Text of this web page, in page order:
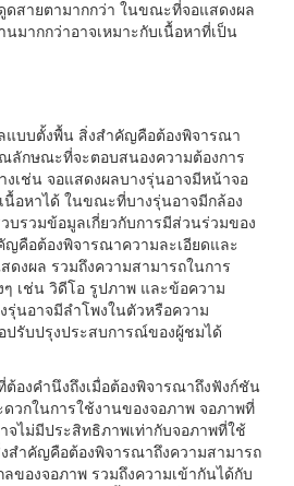
ดสายตามากกว่า ในขณะที่จอแสดงผล
มากกว่าอาจเหมาะกับเนื้อหาที่เป็น
แบบตั้งพื้น สิ่งสำคัญคือต้องพิจารณา
ลักษณะที่จะตอบสนองความต้องการ
งเช่น จอแสดงผลบางรุ่นอาจมีหน้าจอ
อหาได้ ในขณะที่บางรุ่นอาจมีกล้อง
บรวมข้อมูลเกี่ยวกับการมีส่วนร่วมของ
คือต้องพิจารณาความละเอียดและ
งผล รวมถึงความสามารถในการ
ๆ เช่น วิดีโอ รูปภาพ และข้อความ
รุ่นอาจมีลำโพงในตัวหรือความ
ปรับปรุงประสบการณ์ของผู้ชมได้
องคำนึงถึงเมื่อต้องพิจารณาถึงฟังก์ชัน
วกในการใช้งานของจอภาพ จอภาพที่
จไม่มีประสิทธิภาพเท่ากับจอภาพที่ใช้
สำคัญคือต้องพิจารณาถึงความสามารถ
ลของจอภาพ รวมถึงความเข้ากันได้กับ